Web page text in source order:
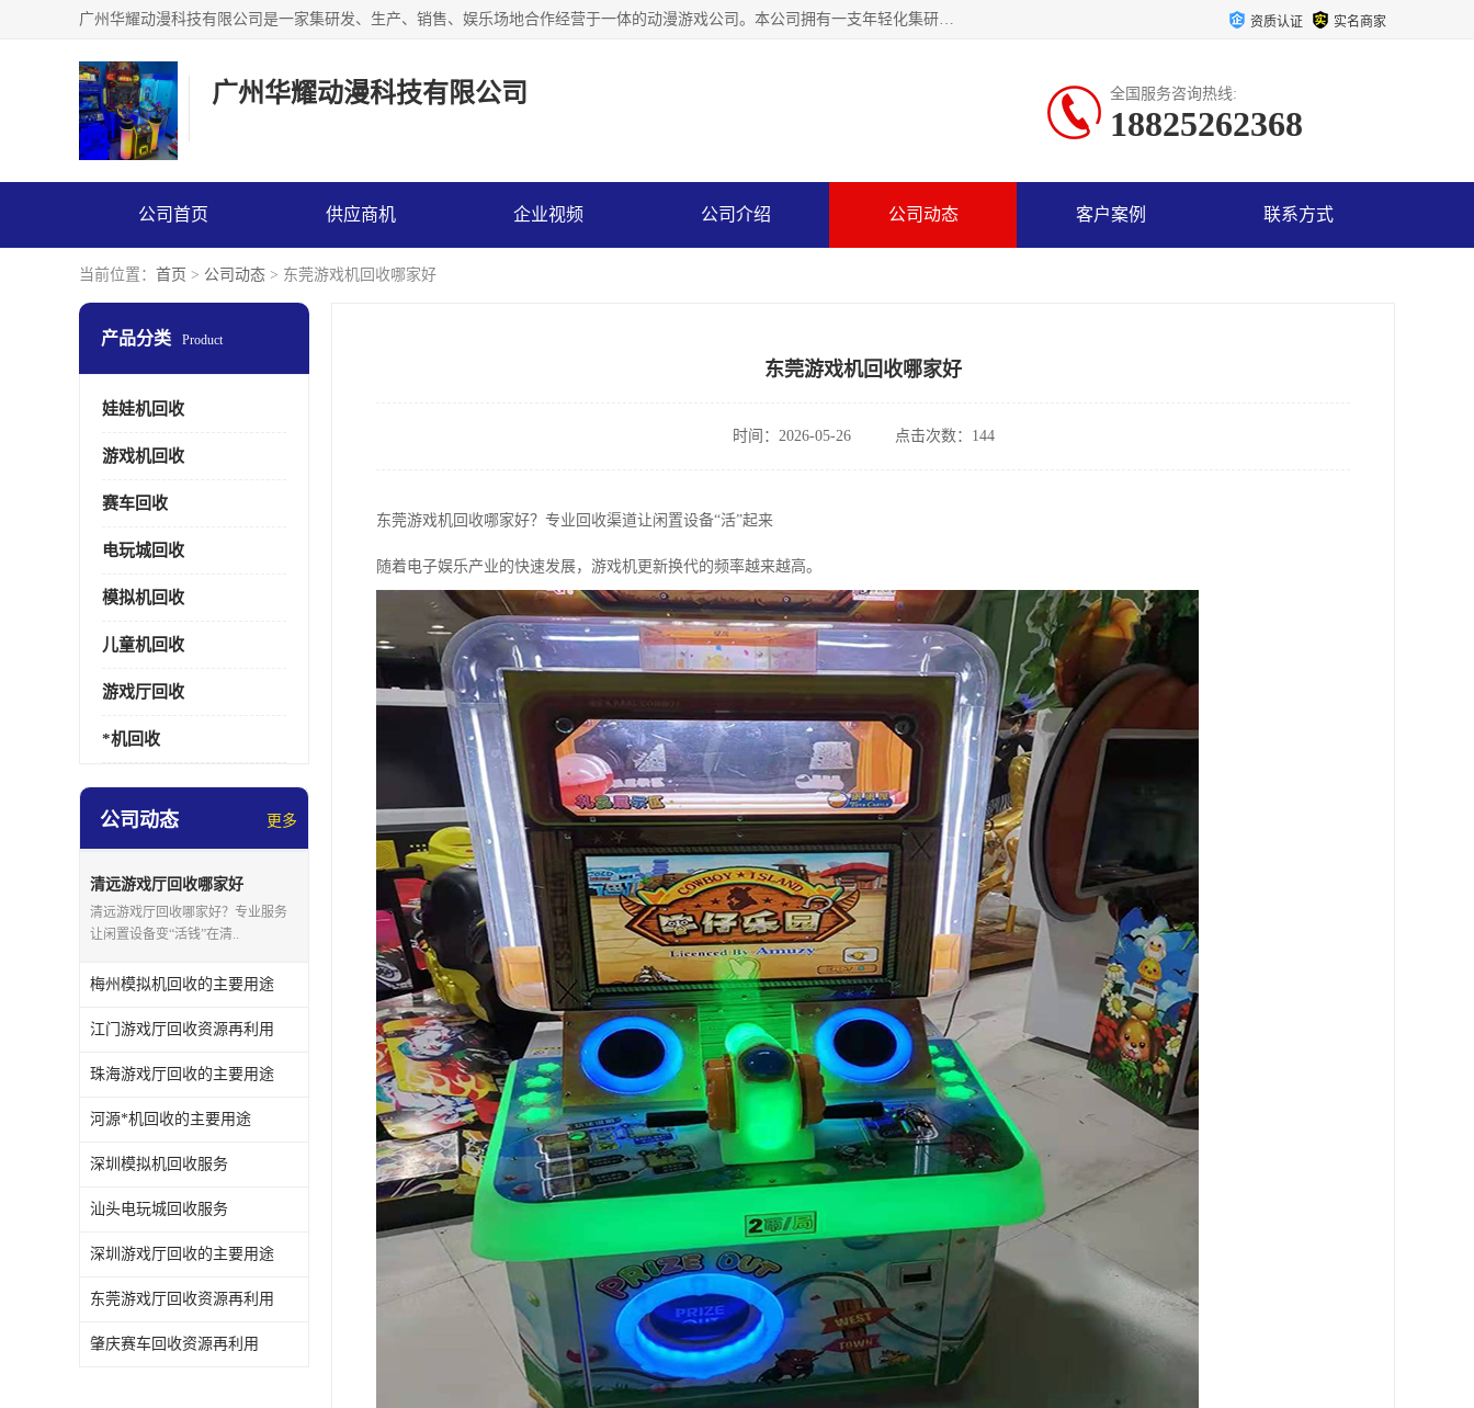
广州华耀动漫科技有限公司是一家集研发、生产、销售、娱乐场地合作经营于一体的动漫游戏公司。本公司拥有一支年轻化集研发生产到售后服务的队伍，及时地为客户提供、赚钱的产品。本公司以雄厚的实力、合理的价格、优良的服务与多家企业建立了长期的合作关系。热诚欢迎各界前来参观、考察、洽谈业务。目前公司经营的产品有：各种捕渔游戏机系列，大型模拟机系列、轮盘机系列、连线机系列、框体机系列、玛莉机系列等。 资质认证 实名商家
广州华耀动漫科技有限公司 全国服务咨询热线:
18825262368
公司首页 供应商机 企业视频 公司介绍 公司动态 客户案例 联系方式
当前位置： 首页 > 公司动态 > 东莞游戏机回收哪家好
产品分类 Product
娃娃机回收
游戏机回收
赛车回收
电玩城回收
模拟机回收
儿童机回收
游戏厅回收
*机回收
公司动态 更多
清远游戏厅回收哪家好
清远游戏厅回收哪家好？专业服务
让闲置设备变“活钱”在清..
梅州模拟机回收的主要用途
江门游戏厅回收资源再利用
珠海游戏厅回收的主要用途
河源*机回收的主要用途
深圳模拟机回收服务
汕头电玩城回收服务
深圳游戏厅回收的主要用途
东莞游戏厅回收资源再利用
肇庆赛车回收资源再利用
东莞游戏机回收哪家好
时间：2026-05-26 点击次数：144
东莞游戏机回收哪家好？专业回收渠道让闲置设备“活”起来
随着电子娱乐产业的快速发展，游戏机更新换代的频率越来越高。